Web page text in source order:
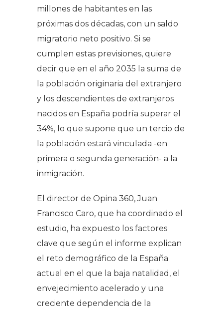
millones de habitantes en las
próximas dos décadas, con un saldo
migratorio neto positivo. Si se
cumplen estas previsiones, quiere
decir que en el año 2035 la suma de
la población originaria del extranjero
y los descendientes de extranjeros
nacidos en España podría superar el
34%, lo que supone que un tercio de
la población estará vinculada -en
primera o segunda generación- a la
inmigración.
El director de Opina 360, Juan
Francisco Caro, que ha coordinado el
estudio, ha expuesto los factores
clave que según el informe explican
el reto demográfico de la España
actual en el que la baja natalidad, el
envejecimiento acelerado y una
creciente dependencia de la